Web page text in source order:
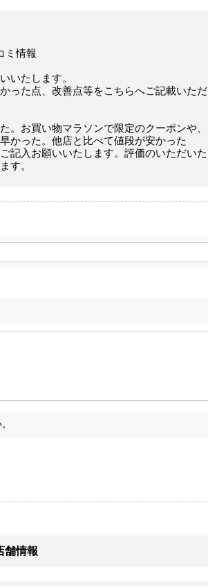
ミ情報
いたします。
った点、改善点等をこちらへご記載いただ
。お買い物マラソンで限定のクーポンや、
かった。他店と比べて値段が安かった
記入お願いいたします。評価のいただいた
す。
舗情報